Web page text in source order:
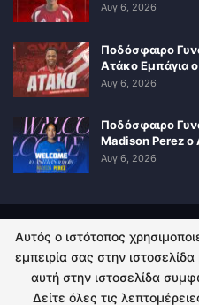
Αυγ 6, 2026
Ποδόσφαιρο
Ατάκο Εμπάγια
Αυγ 6, 2026
Ποδόσφαιρο
Madison Perez ο
Αυγ 6, 2026
ΠΟΛΙΤΙΚΗ
© 2026 -
Αυτός ο ιστότοπος
εμπειρία σας στην
αυτή στην ιστοσελίδα
Δείτε όλες τις